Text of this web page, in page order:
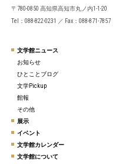
〒780-0850 高知県高知市丸ノ内1-1-20
Tel：088-822-0231 ／ Fax：088-871-7857
文学館ニュース
お知らせ
ひとことブログ
文学Pickup
館報
その他
展示
イベント
文学館カレンダー
文学館について